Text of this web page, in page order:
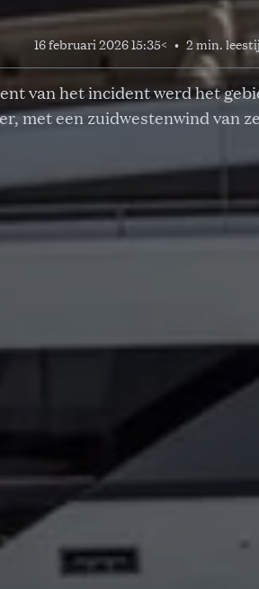
16 februari 2026 15:35< • 2 min.
van het incident werd het
met een zuidwestenwind van